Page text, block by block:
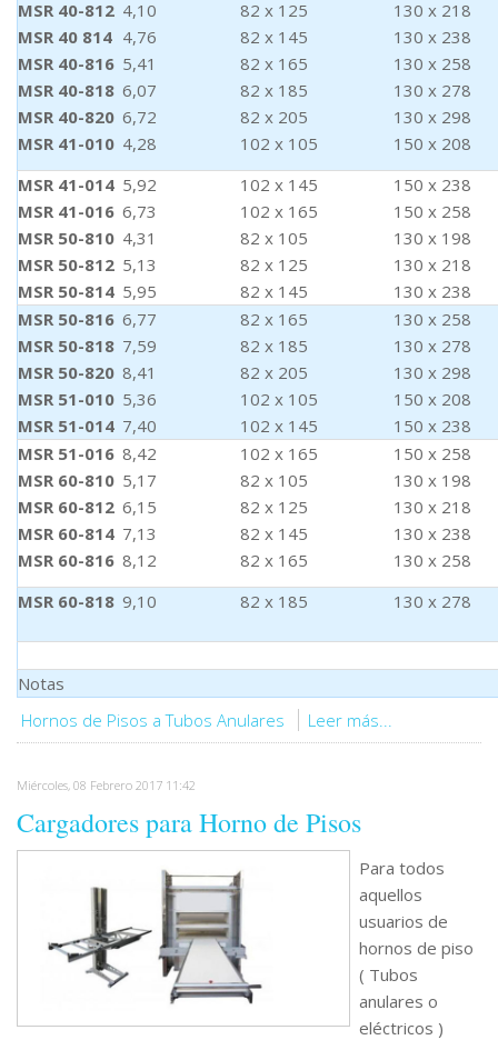
MSR 40-812
MSR 40 814
MSR 40-816
MSR 40-818
MSR 40-820
MSR 41-010
4,10
4,76
5,41
6,07
6,72
4,28
82 x 125
82 x 145
82 x 165
82 x 185
82 x 205
102 x 105
130 x 218
130 x 238
130 x 258
130 x 278
130 x 298
150 x 208
MSR 41-014
MSR 41-016
MSR 50-810
MSR 50-812
MSR 50-814
5,92
6,73
4,31
5,13
5,95
102 x 145
102 x 165
82 x 105
82 x 125
82 x 145
150 x 238
150 x 258
130 x 198
130 x 218
130 x 238
MSR 50-816
MSR 50-818
MSR 50-820
MSR 51-010
MSR 51-014
6,77
7,59
8,41
5,36
7,40
82 x 165
82 x 185
82 x 205
102 x 105
102 x 145
130 x 258
130 x 278
130 x 298
150 x 208
150 x 238
MSR 51-016
MSR 60-810
MSR 60-812
MSR 60-814
MSR 60-816
8,42
5,17
6,15
7,13
8,12
102 x 165
82 x 105
82 x 125
82 x 145
82 x 165
150 x 258
130 x 198
130 x 218
130 x 238
130 x 258
MSR 60-818 9,10 82 x 185 130 x 278
Notas
Hornos de Pisos a Tubos Anulares
Leer más...
Miércoles, 08 Febrero 2017 11:42
Cargadores para Horno de Pisos
Para todos
aquellos
usuarios de
hornos de piso
( Tubos
anulares o
eléctricos )